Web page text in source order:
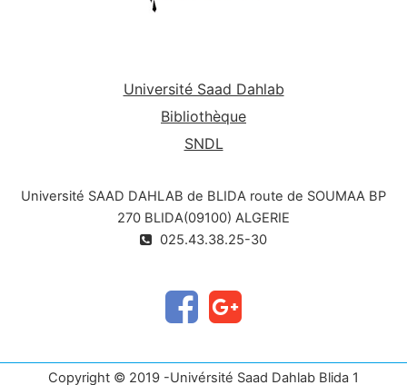
Université Saad Dahlab
Bibliothèque
SNDL
Université SAAD DAHLAB de BLIDA route de SOUMAA BP
270 BLIDA(09100) ALGERIE
025.43.38.25-30
Copyright © 2019 -Univérsité Saad Dahlab Blida 1